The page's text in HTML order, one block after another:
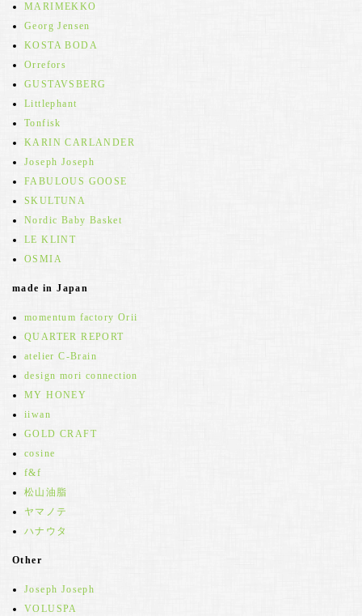
MARIMEKKO
Georg Jensen
KOSTA BODA
Orrefors
GUSTAVSBERG
Littlephant
Tonfisk
KARIN CARLANDER
Joseph Joseph
FABULOUS GOOSE
SKULTUNA
Nordic Baby Basket
LE KLINT
OSMIA
made in Japan
momentum factory Orii
QUARTER REPORT
atelier C-Brain
design mori connection
MY HONEY
iiwan
GOLD CRAFT
cosine
f&f
松山油脂
ヤマノテ
ハナウタ
Other
Joseph Joseph
VOLUSPA